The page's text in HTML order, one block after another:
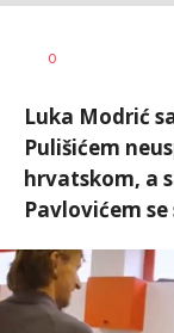
AUTOR
0
Luka Modrić
Pulišićem
hrvatskom, a
Pavlovićem